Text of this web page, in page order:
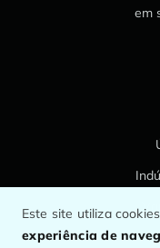
em
Este site utiliza
experiência de